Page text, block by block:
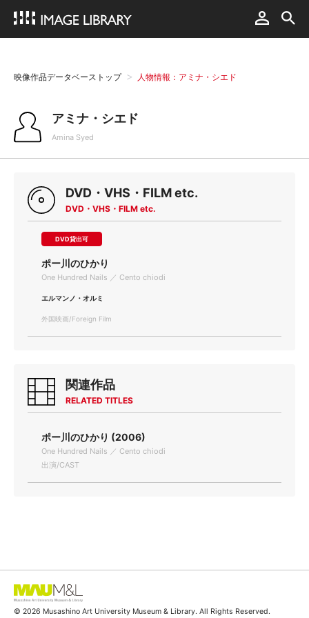
映像作品データベーストップ 人物情報：アミナ・シエド
アミナ・シエド
Amina Syed
DVD・VHS・FILM etc.
DVD・VHS・FILM etc.
DVD貸出可
ポー川のひかり
One Hundred Nails ／ Cento chiodi
エルマンノ・オルミ
外国映画/Foreign Film
関連作品
RELATED TITLES
ポー川のひかり (2006)
One Hundred Nails ／ Cento chiodi
出演/CAST
© 2026 Musashino Art University Museum & Library. All Rights Reserved.